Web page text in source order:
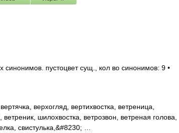
пустоцвет сущ., кол во синонимов: 9 •
верхогляд, вертихвостка, ветреница,
шилохвостка, ветрозвон, ветреная голова,
свистулька,&#8230; …